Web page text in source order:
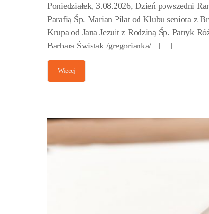
Poniedziałek, 3.08.2026, Dzień powszedni
Parafią Śp. Marian Piłat od Klubu seniora z
Krupa od Jana Jezuit z Rodziną Śp. Patryk
Barbara Świstak /gregorianka/ […]
Więcej